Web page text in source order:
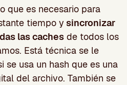
que es necesario para
tiempo y sincronizar
las caches de todos los
Está técnica se le
se usa un hash que es una
del archivo. También se